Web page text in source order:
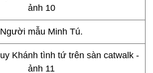
Người mẫu Minh Tú.